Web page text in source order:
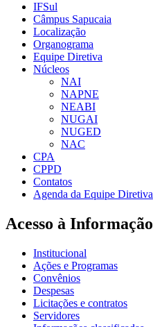
IFSul
Câmpus Sapucaia
Localização
Organograma
Equipe Diretiva
Núcleos
NAI
NAPNE
NEABI
NUGAI
NUGED
NAC
CPA
CPPD
Contatos
Agenda da Equipe Diretiva
Acesso à Informação
Institucional
Ações e Programas
Convênios
Despesas
Licitações e contratos
Servidores